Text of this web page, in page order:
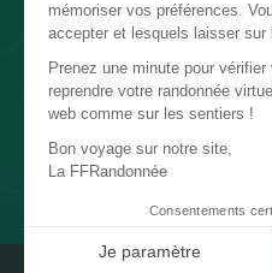
mémoriser vos préférences.
accepter et lesquels laisser sur
Prenez une minute pour
reprendre votre randonnée
web comme sur les sentiers !
Bon voyage sur notre site,
La FFRandonnée
Consentements
Je paramètre